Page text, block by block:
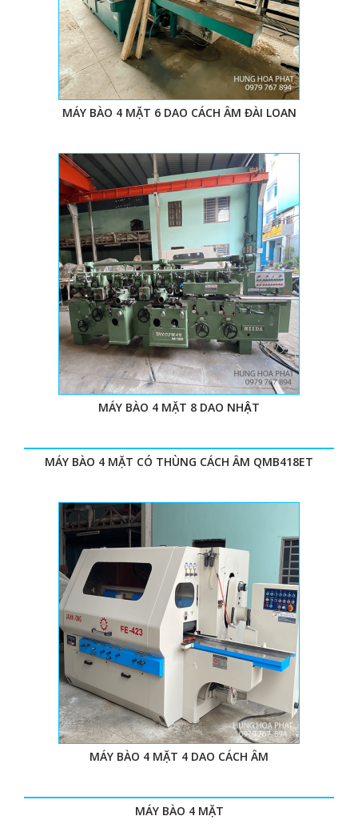
MÁY BÀO 4 MẶT 6 DAO CÁCH ÂM ĐÀI LOAN
MÁY BÀO 4 MẶT 8 DAO NHẬT
MÁY BÀO 4 MẶT CÓ THÙNG CÁCH ÂM QMB418ET
MÁY BÀO 4 MẶT 4 DAO CÁCH ÂM
MÁY BÀO 4 MẶT